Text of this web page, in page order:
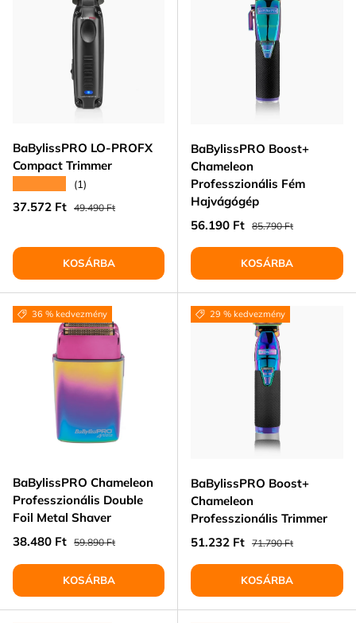
BaBylissPRO LO‑PROFX
Compact Trimmer
(1)
Eladási ár
37.572 Ft Normál ár
49.490 Ft
KOSÁRBA
BaBylissPRO Boost+
Chameleon
Professzionális Fém
Hajvágógép
Eladási ár
56.190 Ft Normál ár
85.790 Ft
KOSÁRBA
36 % kedvezmény
BaBylissPRO Chameleon
Professzionális Double
Foil Metal Shaver
Eladási ár
38.480 Ft Normál ár
59.890 Ft
KOSÁRBA
29 % kedvezmény
BaBylissPRO Boost+
Chameleon
Professzionális Trimmer
Eladási ár
51.232 Ft Normál ár
71.790 Ft
KOSÁRBA